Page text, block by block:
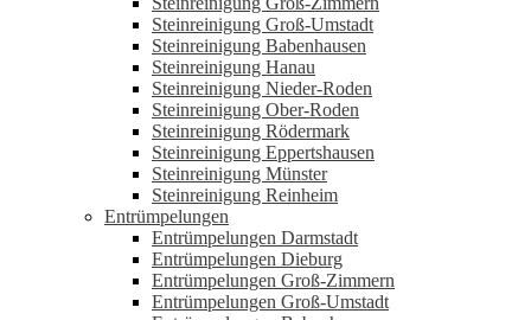
Steinreinigung Groß-Umstadt
Steinreinigung Babenhausen
Steinreinigung Hanau
Steinreinigung Nieder-Roden
Steinreinigung Ober-Roden
Steinreinigung Rödermark
Steinreinigung Eppertshausen
Steinreinigung Münster
Steinreinigung Reinheim
Entrümpelungen
Entrümpelungen Darmstadt
Entrümpelungen Dieburg
Entrümpelungen Groß-Zimmern
Entrümpelungen Groß-Umstadt